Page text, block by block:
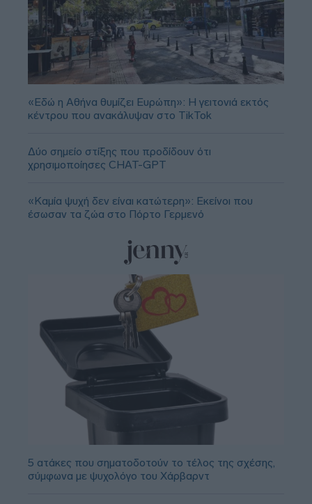
«Εδώ η Αθήνα θυμίζει Ευρώπη»: H γειτονιά εκτός
κέντρου που ανακάλυψαν στο TikTok
Δύο σημείο στίξης που προδίδουν ότι
χρησιμοποίησες CHAT-GPT
«Καμία ψυχή δεν είναι κατώτερη»: Εκείνοι που
έσωσαν τα ζώα στο Πόρτο Γερμενό
5 ατάκες που σηματοδοτούν το τέλος της σχέσης,
σύμφωνα με ψυχολόγο του Χάρβαρντ